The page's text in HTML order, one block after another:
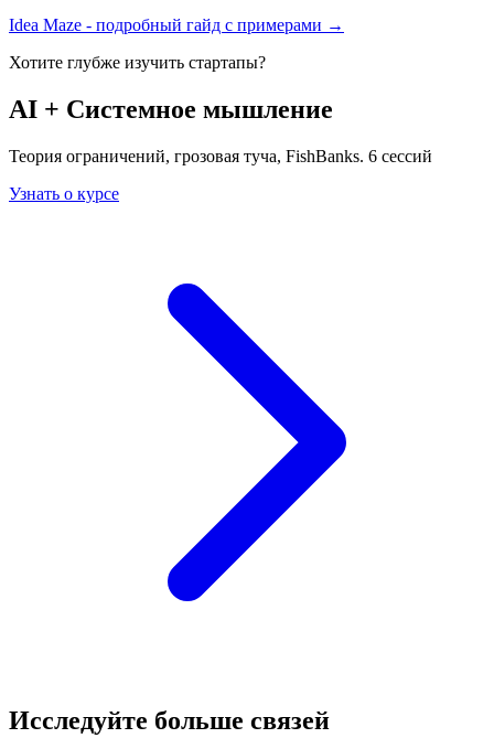
Idea Maze - подробный гайд с примерами →
Хотите глубже изучить стартапы?
AI + Системное мышление
Теория ограничений, грозовая туча, FishBanks. 6 сессий
Узнать о курсе
Исследуйте больше связей